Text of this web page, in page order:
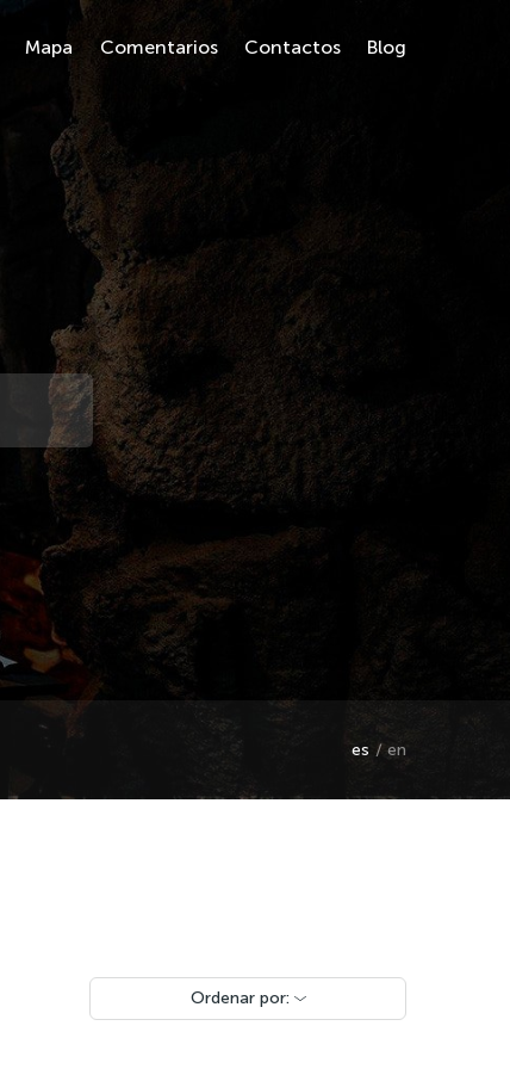
Mapa Comentarios Contactos Blog
es en
Ordenar por: